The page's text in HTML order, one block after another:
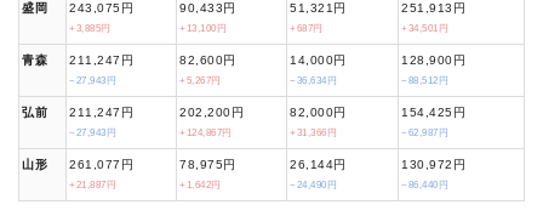
盛岡 243,075円
+3,885円
90,433円
+13,100円
51,321円
+687円
251,913円
+34,501円
青森 211,247円
−27,943円
82,600円
+5,267円
14,000円
−36,634円
128,900円
−88,512円
弘前 211,247円
−27,943円
202,200円
+124,867円
82,000円
+31,366円
154,425円
−62,987円
山形 261,077円
+21,887円
78,975円
+1,642円
26,144円
−24,490円
130,972円
−86,440円